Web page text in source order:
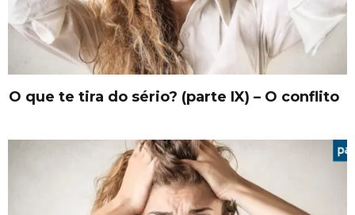
O que te tira do sério? (parte IX) – O conflito